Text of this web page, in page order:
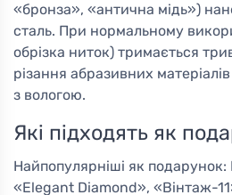
«бронза», «антична мідь»)
сталь. При нормальному
обрізка ниток) тримається
різання абразивних
з вологою.
Які підходять як
Найпопулярніші як
«Elegant Diamond», «Вінтаж-